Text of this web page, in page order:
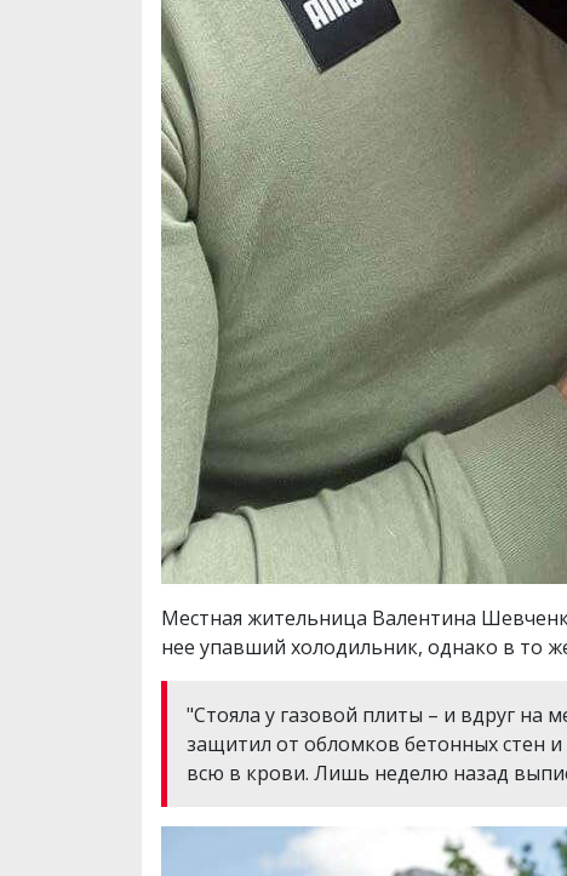
Местная жительница Валентина
нее упавший холодильник, однако в то
"Стояла у газовой плиты – и вдруг на
защитил от обломков бетонных стен
всю в крови. Лишь неделю назад